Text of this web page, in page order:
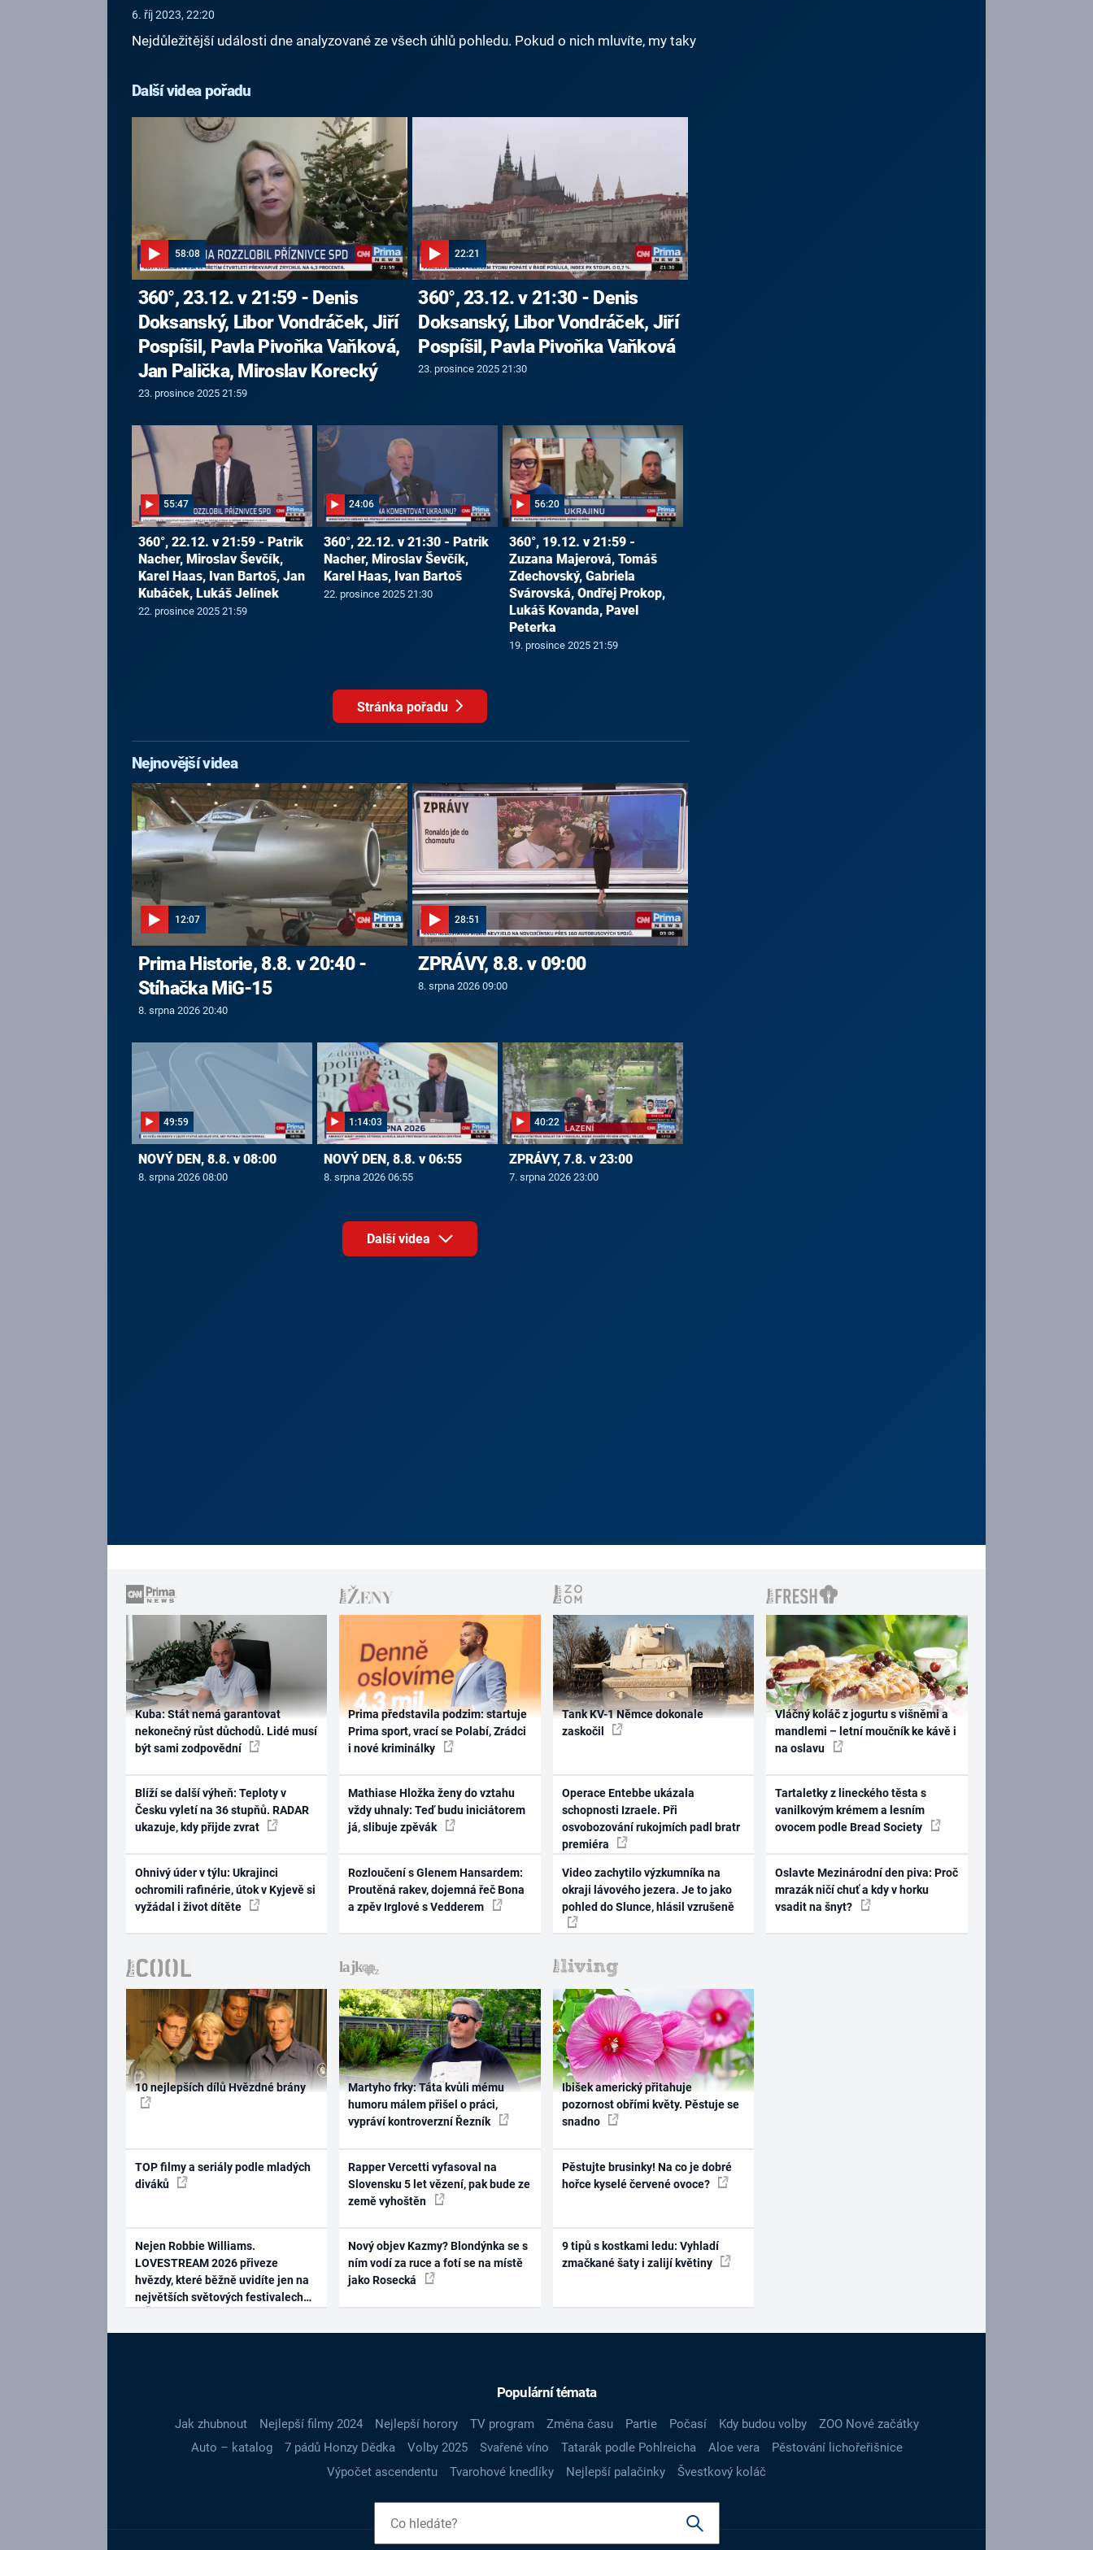
6. říj 2023, 22:20
Nejdůležitější události dne analyzované ze všech úhlů pohledu. Pokud o nich mluvíte, my taky
Další videa pořadu
58:08
360°, 23.12. v 21:59 - Denis
Doksanský, Libor Vondráček, Jiří
Pospíšil, Pavla Pivoňka Vaňková,
Jan Palička, Miroslav Korecký
23. prosince 2025 21:59
22:21
360°, 23.12. v 21:30 - Denis
Doksanský, Libor Vondráček, Jiří
Pospíšil, Pavla Pivoňka Vaňková
23. prosince 2025 21:30
55:47
360°, 22.12. v 21:59 - Patrik
Nacher, Miroslav Ševčík,
Karel Haas, Ivan Bartoš, Jan
Kubáček, Lukáš Jelínek
22. prosince 2025 21:59
24:06
360°, 22.12. v 21:30 - Patrik
Nacher, Miroslav Ševčík,
Karel Haas, Ivan Bartoš
22. prosince 2025 21:30
56:20
360°, 19.12. v 21:59 -
Zuzana Majerová, Tomáš
Zdechovský, Gabriela
Svárovská, Ondřej Prokop,
Lukáš Kovanda, Pavel
Peterka
19. prosince 2025 21:59
Stránka pořadu
Nejnovější videa
12:07
Prima Historie, 8.8. v 20:40 -
Stíhačka MiG-15
8. srpna 2026 20:40
28:51
ZPRÁVY, 8.8. v 09:00
8. srpna 2026 09:00
49:59
NOVÝ DEN, 8.8. v 08:00
8. srpna 2026 08:00
1:14:03
NOVÝ DEN, 8.8. v 06:55
8. srpna 2026 06:55
40:22
ZPRÁVY, 7.8. v 23:00
7. srpna 2026 23:00
Další videa
Kuba: Stát nemá garantovat
nekonečný růst důchodů. Lidé musí
být sami zodpovědní
Blíží se další výheň: Teploty v
Česku vyletí na 36 stupňů. RADAR
ukazuje, kdy přijde zvrat
Ohnivý úder v týlu: Ukrajinci
ochromili rafinérie, útok v Kyjevě si
vyžádal i život dítěte
Prima představila podzim: startuje
Prima sport, vrací se Polabí, Zrádci
i nové kriminálky
Mathiase Hložka ženy do vztahu
vždy uhnaly: Teď budu iniciátorem
já, slibuje zpěvák
Rozloučení s Glenem Hansardem:
Proutěná rakev, dojemná řeč Bona
a zpěv Irglové s Vedderem
Tank KV-1 Němce dokonale
zaskočil
Operace Entebbe ukázala
schopnosti Izraele. Při
osvobozování rukojmích padl bratr
premiéra
Video zachytilo výzkumníka na
okraji lávového jezera. Je to jako
pohled do Slunce, hlásil vzrušeně
Vláčný koláč z jogurtu s višněmi a
mandlemi – letní moučník ke kávě i
na oslavu
Tartaletky z lineckého těsta s
vanilkovým krémem a lesním
ovocem podle Bread Society
Oslavte Mezinárodní den piva: Proč
mrazák ničí chuť a kdy v horku
vsadit na šnyt?
10 nejlepších dílů Hvězdné brány
TOP filmy a seriály podle mladých
diváků
Nejen Robbie Williams.
LOVESTREAM 2026 přiveze
hvězdy, které běžně uvidíte jen na
největších světových festivalech
Martyho frky: Táta kvůli mému
humoru málem přišel o práci,
vypráví kontroverzní Řezník
Rapper Vercetti vyfasoval na
Slovensku 5 let vězení, pak bude ze
země vyhoštěn
Nový objev Kazmy? Blondýnka se s
ním vodí za ruce a fotí se na místě
jako Rosecká
Ibišek americký přitahuje
pozornost obřími květy. Pěstuje se
snadno
Pěstujte brusinky! Na co je dobré
hořce kyselé červené ovoce?
9 tipů s kostkami ledu: Vyhladí
zmačkané šaty i zalijí květiny
Populární témata
Jak zhubnout Nejlepší filmy 2024 Nejlepší horory TV program Změna času Partie Počasí Kdy budou volby
ZOO Nové začátky
Auto – katalog
7 pádů Honzy Dědka Volby 2025 Svařené víno Tatarák podle Pohlreicha Aloe vera
Pěstování lichořeřišnice
Výpočet ascendentu
Tvarohové knedlíky Nejlepší palačinky Švestkový koláč